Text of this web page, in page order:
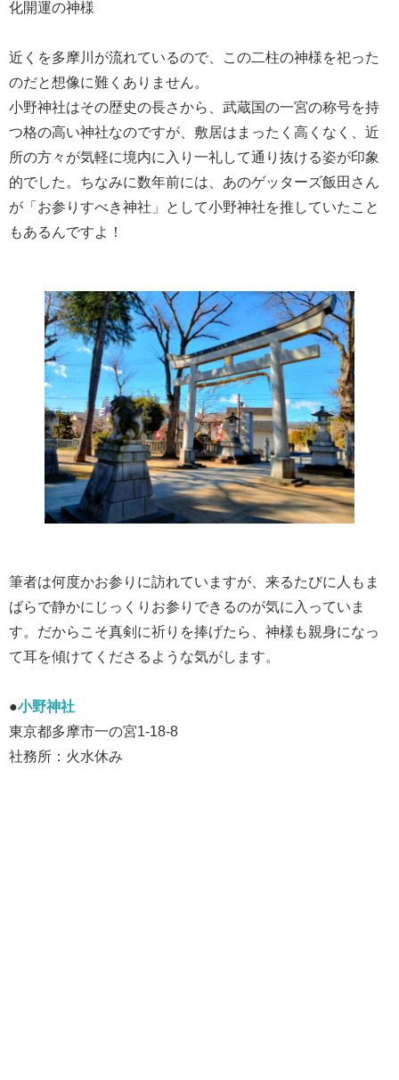
化開運の神様
近くを多摩川が流れているので、この二柱の神様を祀った
のだと想像に難くありません。
小野神社はその歴史の長さから、武蔵国の一宮の称号を持
つ格の高い神社なのですが、敷居はまったく高くなく、近
所の方々が気軽に境内に入り一礼して通り抜ける姿が印象
的でした。ちなみに数年前には、あのゲッターズ飯田さん
が「お参りすべき神社」として小野神社を推していたこと
もあるんですよ！
筆者は何度かお参りに訪れていますが、来るたびに人もま
ばらで静かにじっくりお参りできるのが気に入っていま
す。だからこそ真剣に祈りを捧げたら、神様も親身になっ
て耳を傾けてくださるような気がします。
●小野神社
東京都多摩市一の宮1-18-8
社務所：火水休み